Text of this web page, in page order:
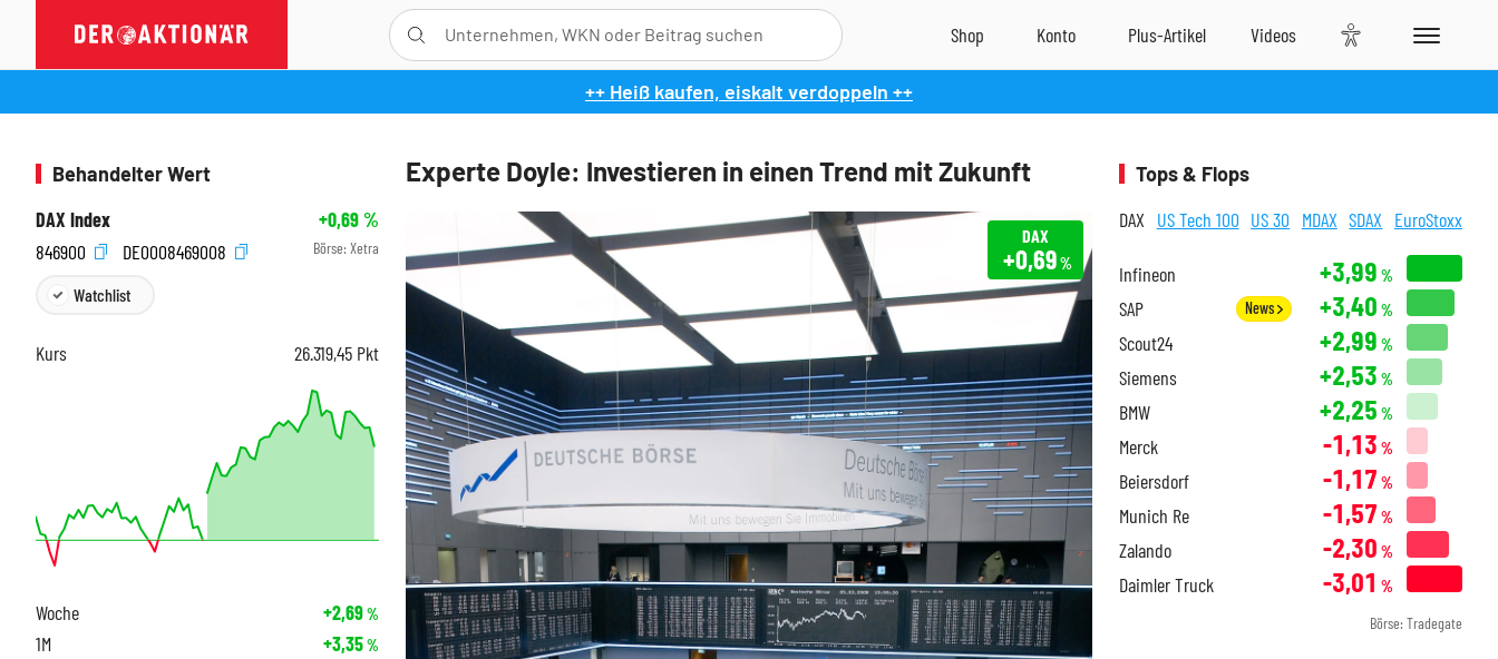
++ Heiß kaufen, eiskalt verdoppeln ++
Experte Doyle: Investieren in einen Trend mit Zukunft
DAX
+0,69%
Behandelter Wert
DAX Index
+0,69%
846900
DE0008469008 Börse: Xetra
Watchlist
Kurs 26.319,45 Pkt
Woche +2,69%
1M +3,35%
Tops & Flops
DAX US Tech 100 US 30 MDAX SDAX EuroStoxx
Infineon +3,99 %
SAP News +3,40 %
Scout24 +2,99 %
Siemens +2,53 %
BMW +2,25 %
Merck -1,13 %
Beiersdorf -1,17 %
Munich Re -1,57 %
Zalando -2,30 %
Daimler Truck -3,01 %
Börse: Tradegate